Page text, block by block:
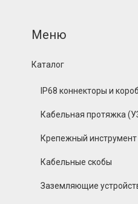
Каталог
IP68 коннекторы и
Кабельная протяжка
Крепежный инструмент
Кабельные скобы
Заземляющие